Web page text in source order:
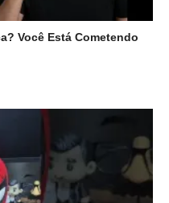
#3dprinting
de dezembro de 2025
Você Está Cometendo